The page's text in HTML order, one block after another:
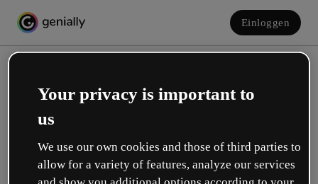
Einloggen
Your privacy is important to
us
We use our own cookies and those of third parties to
allow for a variety of features, analyze our services